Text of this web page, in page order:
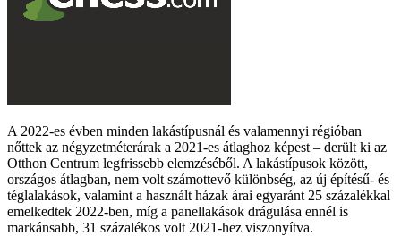
A 2022-es évben minden lakástípusnál és valamennyi régióban
nőttek az négyzetméterárak a 2021-es átlaghoz képest – derült ki az
Otthon Centrum legfrissebb elemzéséből. A lakástípusok között,
országos átlagban, nem volt számottevő különbség, az új építésű- és
téglalakások, valamint a használt házak árai egyaránt 25 százalékkal
emelkedtek 2022-ben, míg a panellakások drágulása ennél is
markánsabb, 31 százalékos volt 2021-hez viszonyítva.